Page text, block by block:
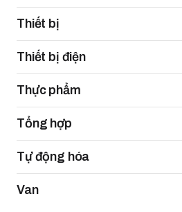
Thiết bị
Thiết bị điện
Thực phẩm
Tổng hợp
Tự động hóa
Van